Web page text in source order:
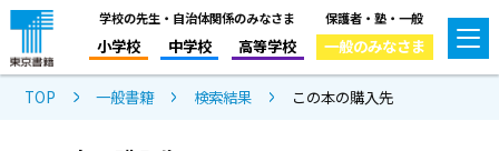
学校の先生・自治体関係のみなさま
小学校 中学校 高等学校
保護者・塾・一般
一般のみなさま
TOP 一般書籍 検索結果 この本の購入先